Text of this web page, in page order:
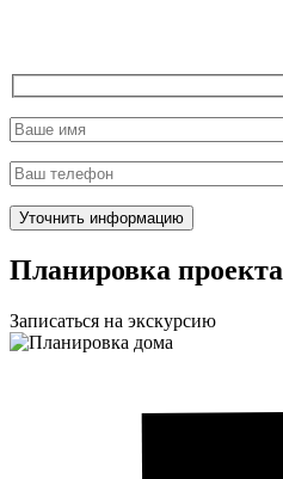
Планировка проекта
Записаться на экскурсию